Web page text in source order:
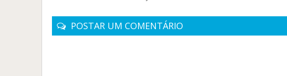
POSTAR UM COMENTÁRIO